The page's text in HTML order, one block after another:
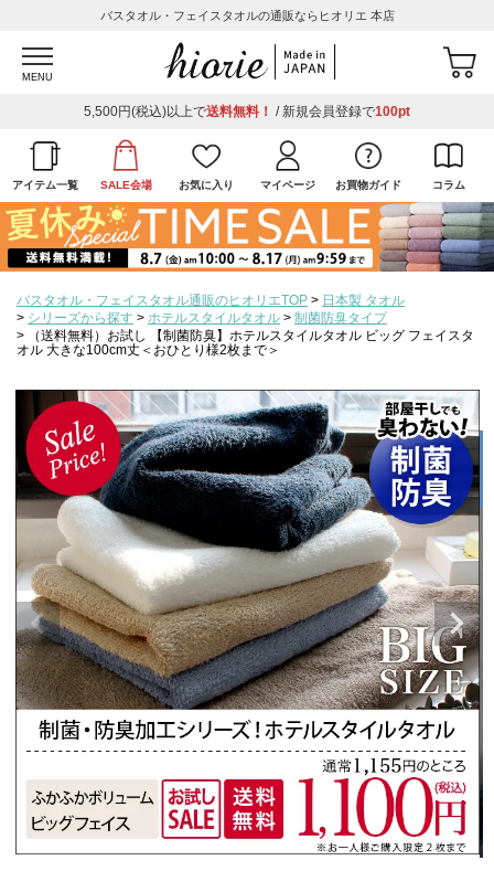
バスタオル・フェイスタオルの通販ならヒオリエ 本店
MENU
5,500円(税込)以上で送料無料！ / 新規会員登録で100pt
アイテム一覧 SALE会場 お気に入り マイページ お買物ガイド コラム
バスタオル・フェイスタオル通販のヒオリエTOP
日本製 タオル
シリーズから探す
ホテルスタイルタオル
制菌防臭タイプ
（送料無料）お試し 【制菌防臭】ホテルスタイルタオル ビッグ フェイスタ
オル 大きな100cm丈＜おひとり様2枚まで＞